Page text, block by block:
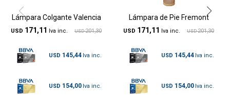
Lámpara Colgante Valencia
USD 171,11 USD 201,30
USD 145,44
USD 154,00
Lámpara de Pie Fremont
USD 171,11 USD 201,30
USD 145,44
USD 154,00